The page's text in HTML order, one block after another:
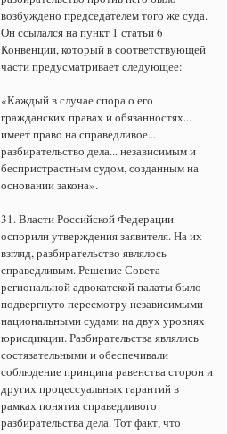
возбуждено председателем того же суда.
Он ссылался на пункт 1 статьи 6
Конвенции, который в соответствующей
части предусматривает следующее:
«Каждый в случае спора о его
гражданских правах и обязанностях...
имеет право на справедливое...
разбирательство дела... независимым и
беспристрастным судом, созданным на
основании закона».
31. Власти Российской Федерации
оспорили утверждения заявителя. На их
взгляд, разбирательство являлось
справедливым. Решение Совета
региональной адвокатской палаты было
подвергнуто пересмотру независимыми
национальными судами на двух уровнях
юрисдикции. Разбирательства являлись
состязательными и обеспечивали
соблюдение принципа равенства сторон и
других процессуальных гарантий в
рамках понятия справедливого
разбирательства дела. Тот факт, что